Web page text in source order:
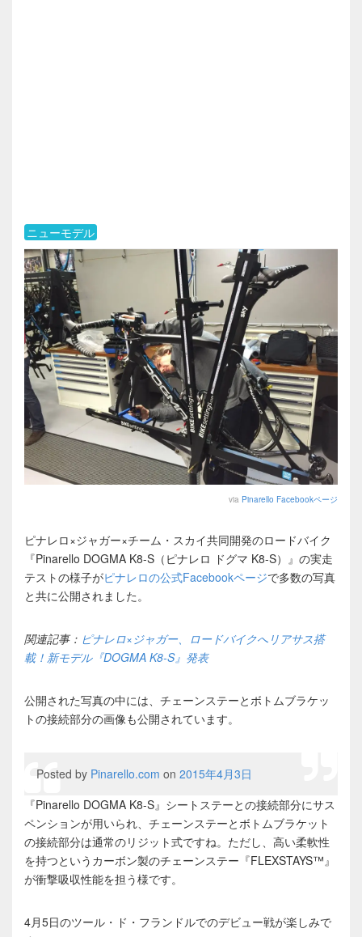
ニューモデル
via Pinarello Facebookページ
ピナレロ×ジャガー×チーム・スカイ共同開発のロードバイク
『Pinarello DOGMA K8-S（ピナレロ ドグマ K8-S）』の実走
テストの様子がピナレロの公式Facebookページで多数の写真
と共に公開されました。
関連記事： ピナレロ×ジャガー、ロードバイクへリアサス搭
載！新モデル『DOGMA K8-S』発表
公開された写真の中には、チェーンステーとボトムブラケッ
トの接続部分の画像も公開されています。
Posted by Pinarello.com on 2015年4月3日
『Pinarello DOGMA K8-S』シートステーとの接続部分にサス
ペンションが用いられ、チェーンステーとボトムブラケット
の接続部分は通常のリジット式ですね。ただし、高い柔軟性
を持つというカーボン製のチェーンステー『FLEXSTAYS™』
が衝撃吸収性能を担う様です。
4月5日のツール・ド・フランドルでのデビュー戦が楽しみで